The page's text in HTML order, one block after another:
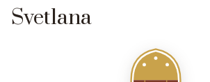
Svetlana